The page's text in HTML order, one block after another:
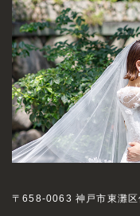
〒658-0063 神戸市東灘